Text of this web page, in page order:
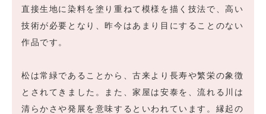
直接生地に染料を塗り重ねて模様を描く技法で、高い
技術が必要となり、昨今はあまり目にすることのない
作品です。
松は常緑であることから、古来より長寿や繁栄の象徴
とされてきました。また、家屋は安泰を、流れる川は
清らかさや発展を意味するといわれています。縁起の